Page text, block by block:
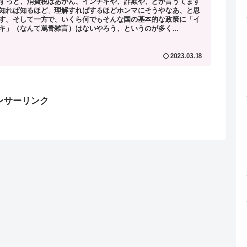
っと、消費税はあかん、インチキや、詐欺や、とか言うてます
れば知るほど、理解すればするほどホンマにそうやなあ、と思
。そして一方で、いくら何でもそんな国の基本的な政策に「イ
」（なんて罵詈雑言）はないやろう、というのが多く...
2023.03.18
サーリンク